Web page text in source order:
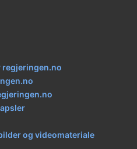
regjeringen.no
og videomateriale